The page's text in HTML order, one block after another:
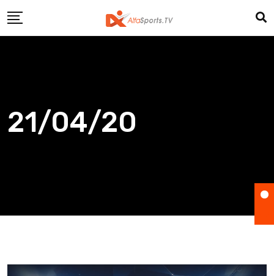
to
21/04/20